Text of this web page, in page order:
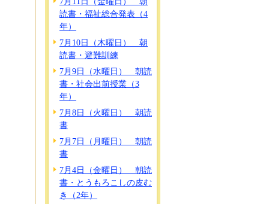
読書・福祉総合発表（4
年）
7月10日（木曜日） 朝
読書・避難訓練
7月9日（水曜日） 朝読
書・社会出前授業（3
年）
7月8日（火曜日） 朝読
書
7月7日（月曜日） 朝読
書
7月4日（金曜日） 朝読
書・とうもろこしの皮む
き（2年）